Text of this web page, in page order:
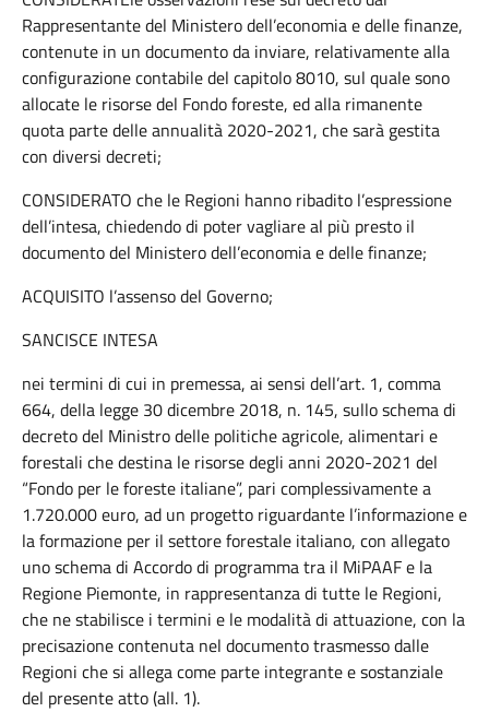
Rappresentante del Ministero dell’economia e delle finanze,
contenute in un documento da inviare, relativamente alla
configurazione contabile del capitolo 8010, sul quale sono
allocate le risorse del Fondo foreste, ed alla rimanente
quota parte delle annualità 2020-2021, che sarà gestita
con diversi decreti;
CONSIDERATO che le Regioni hanno ribadito l’espressione
dell’intesa, chiedendo di poter vagliare al più presto il
documento del Ministero dell’economia e delle finanze;
ACQUISITO l’assenso del Governo;
SANCISCE INTESA
nei termini di cui in premessa, ai sensi dell’art. 1, comma
664, della legge 30 dicembre 2018, n. 145, sullo schema di
decreto del Ministro delle politiche agricole, alimentari e
forestali che destina le risorse degli anni 2020-2021 del
“Fondo per le foreste italiane”, pari complessivamente a
1.720.000 euro, ad un progetto riguardante l’informazione e
la formazione per il settore forestale italiano, con allegato
uno schema di Accordo di programma tra il MiPAAF e la
Regione Piemonte, in rappresentanza di tutte le Regioni,
che ne stabilisce i termini e le modalità di attuazione, con la
precisazione contenuta nel documento trasmesso dalle
Regioni che si allega come parte integrante e sostanziale
del presente atto (all. 1).